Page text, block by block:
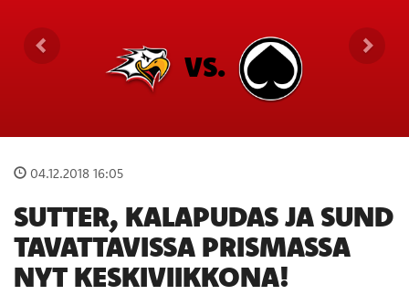
VS.
04.12.2018 16:05
SUTTER, KALAPUDAS JA SUND
TAVATTAVISSA PRISMASSA
NYT KESKIVIIKKONA!